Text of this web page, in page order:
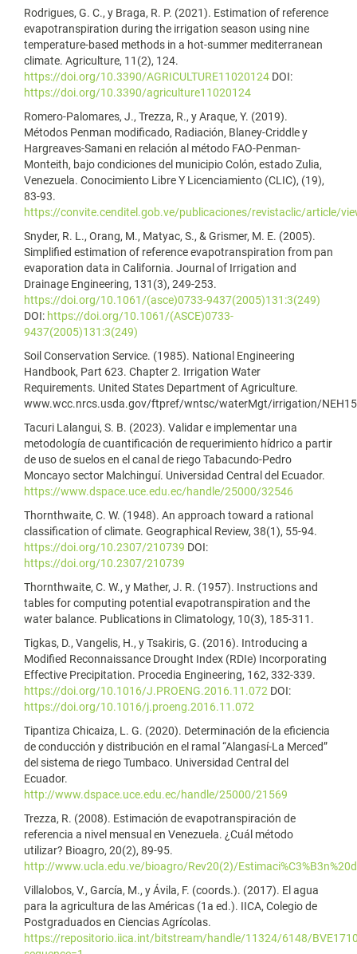
Rodrigues, G. C., y Braga, R. P. (2021). Estimation of reference
evapotranspiration during the irrigation season using nine
temperature-based methods in a hot-summer mediterranean
climate. Agriculture, 11(2), 124.
https://doi.org/10.3390/AGRICULTURE11020124 DOI:
https://doi.org/10.3390/agriculture11020124
Romero-Palomares, J., Trezza, R., y Araque, Y. (2019).
Métodos Penman modificado, Radiación, Blaney-Criddle y
Hargreaves-Samani en relación al método FAO-Penman-
Monteith, bajo condiciones del municipio Colón, estado Zulia,
Venezuela. Conocimiento Libre Y Licenciamiento (CLIC), (19),
83-93.
https://convite.cenditel.gob.ve/publicaciones/revistaclic/article/
Snyder, R. L., Orang, M., Matyac, S., & Grismer, M. E. (2005).
Simplified estimation of reference evapotranspiration from pan
evaporation data in California. Journal of Irrigation and
Drainage Engineering, 131(3), 249-253.
https://doi.org/10.1061/(asce)0733-9437(2005)131:3(249)
DOI: https://doi.org/10.1061/(ASCE)0733-
9437(2005)131:3(249)
Soil Conservation Service. (1985). National Engineering
Handbook, Part 623. Chapter 2. Irrigation Water
Requirements. United States Department of Agriculture.
www.wcc.nrcs.usda.gov/ftpref/wntsc/waterMgt/irrigation/
Tacuri Lalangui, S. B. (2023). Validar e implementar una
metodología de cuantificación de requerimiento hídrico a partir
de uso de suelos en el canal de riego Tabacundo-Pedro
Moncayo sector Malchinguí. Universidad Central del Ecuador.
https://www.dspace.uce.edu.ec/handle/25000/32546
Thornthwaite, C. W. (1948). An approach toward a rational
classification of climate. Geographical Review, 38(1), 55-94.
https://doi.org/10.2307/210739 DOI:
https://doi.org/10.2307/210739
Thornthwaite, C. W., y Mather, J. R. (1957). Instructions and
tables for computing potential evapotranspiration and the
water balance. Publications in Climatology, 10(3), 185-311.
Tigkas, D., Vangelis, H., y Tsakiris, G. (2016). Introducing a
Modified Reconnaissance Drought Index (RDIe) Incorporating
Effective Precipitation. Procedia Engineering, 162, 332-339.
https://doi.org/10.1016/J.PROENG.2016.11.072 DOI:
https://doi.org/10.1016/j.proeng.2016.11.072
Tipantiza Chicaiza, L. G. (2020). Determinación de la eficiencia
de conducción y distribución en el ramal “Alangasí-La Merced”
del sistema de riego Tumbaco. Universidad Central del
Ecuador.
http://www.dspace.uce.edu.ec/handle/25000/21569
Trezza, R. (2008). Estimación de evapotranspiración de
referencia a nivel mensual en Venezuela. ¿Cuál método
utilizar? Bioagro, 20(2), 89-95.
http://www.ucla.edu.ve/bioagro/Rev20(2)/
Villalobos, V., García, M., y Ávila, F. (coords.). (2017). El agua
para la agricultura de las Américas (1a ed.). IICA, Colegio de
Postgraduados en Ciencias Agrícolas.
https://repositorio.iica.int/bitstream/handle/11324/6148/